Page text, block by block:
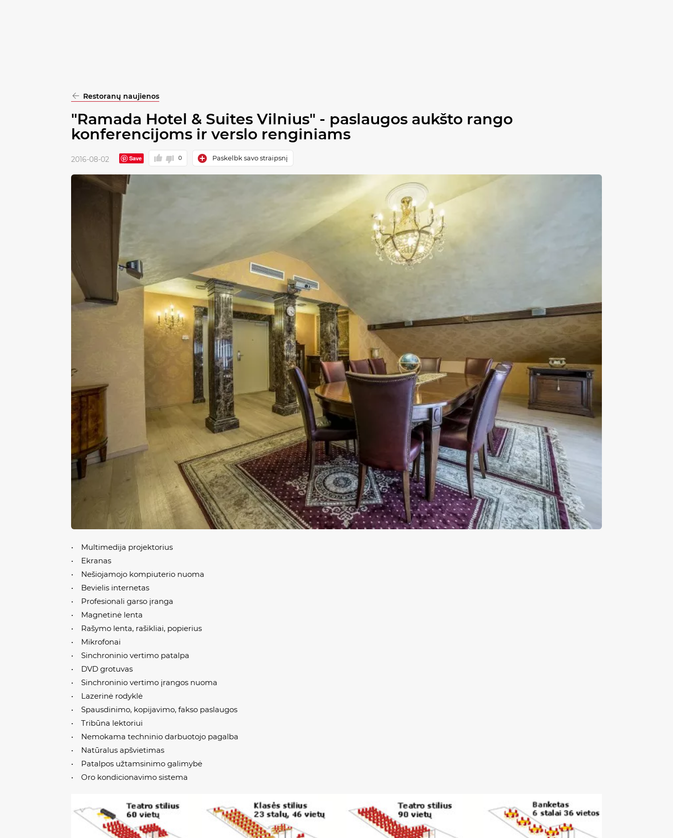
Restoranų naujienos
"Ramada Hotel & Suites Vilnius" - paslaugos aukšto rango
konferencijoms ir verslo renginiams
2016-08-02 Save 0 Paskelbk savo straipsnį
• Multimedija projektorius
• Ekranas
• Nešiojamojo kompiuterio nuoma
• Bevielis internetas
• Profesionali garso įranga
• Magnetinė lenta
• Rašymo lenta, rašikliai, popierius
• Mikrofonai
• Sinchroninio vertimo patalpa
• DVD grotuvas
• Sinchroninio vertimo įrangos nuoma
• Lazerinė rodyklė
• Spausdinimo, kopijavimo, fakso paslaugos
• Tribūna lektoriui
• Nemokama techninio darbuotojo pagalba
• Natūralus apšvietimas
• Patalpos užtamsinimo galimybė
• Oro kondicionavimo sistema